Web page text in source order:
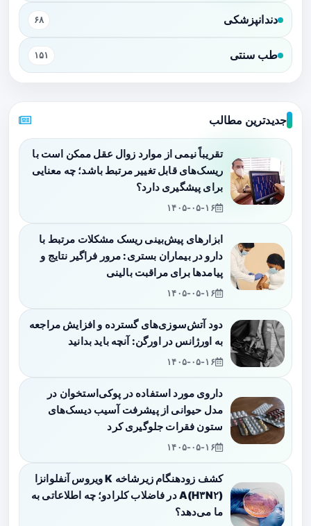
دندانپزشکی ۶۸
طب سنتی ۱۵۱
جدیدترین مطالب
تقریباً نیمی از موارد زوال عقل ممکن است با
ریسک‌های قابل تغییر مرتبط باشد؛ چه معنایی
برای پیشگیری دارد؟
۱۴۰۵-۰۵-۱۶
ابزارهای پیش‌بینی ریسک مشکلات مرتبط با
دارو در بیماران بستری: مرور فراگیر نتایج و
پیامدها برای مراقبت بالینی
۱۴۰۵-۰۵-۱۶
دود آتش‌سوزی‌های گسترده و افزایش مراجعه
به اورژانس در اورگن: آنچه باید بدانید
۱۴۰۵-۰۵-۱۶
داروی مورد استفاده در پوکی‌استخوان در
مدل حیوانی از پیشرفت آسیب دیسک‌های
ستون فقرات جلوگیری کرد
۱۴۰۵-۰۵-۱۶
کشف زودهنگام زیرشاخه K ویروس آنفلوانزا
A(H۳N۲) در فاضلاب کلرادو؛ چه اطلاعاتی به
ما می‌دهد؟